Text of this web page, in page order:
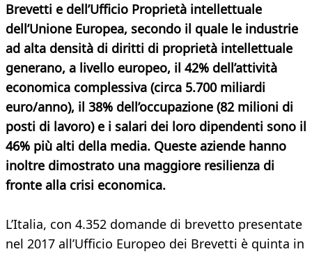
Brevetti e dell’Ufficio Proprietà intellettuale
dell’Unione Europea, secondo il quale le industrie
ad alta densità di diritti di proprietà intellettuale
generano, a livello europeo, il 42% dell’attività
economica complessiva (circa 5.700 miliardi
euro/anno), il 38% dell’occupazione (82 milioni di
posti di lavoro) e i salari dei loro dipendenti sono il
46% più alti della media. Queste aziende hanno
inoltre dimostrato una maggiore resilienza di
fronte alla crisi economica.
L’Italia, con 4.352 domande di brevetto presentate
nel 2017 all’Ufficio Europeo dei Brevetti è quinta in